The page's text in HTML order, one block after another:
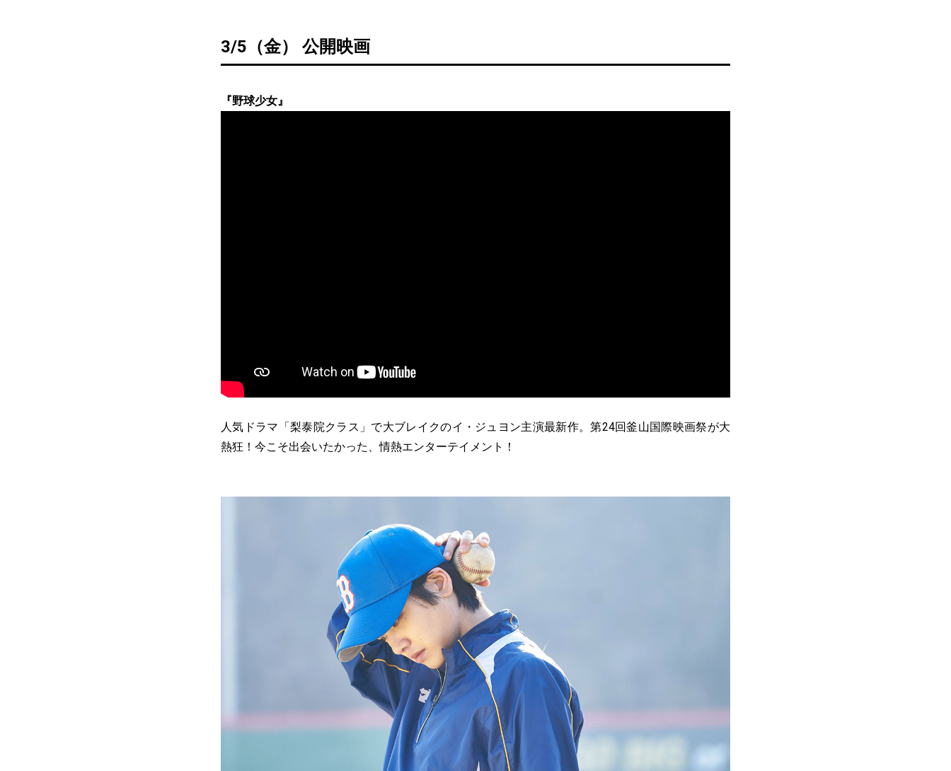
3/5（金） 公開映画
『野球少女』
人気ドラマ「梨泰院クラス」で大ブレイクのイ・ジュヨン主演最新作。第24回釜山国際映画祭が大
熱狂！今こそ出会いたかった、情熱エンターテイメント！